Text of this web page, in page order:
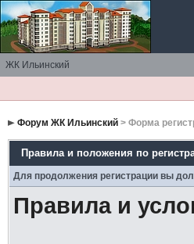
ЖК Ильинский
Форум ЖК Ильинский> Форма
Правила и положения по
Для продолжения регистрации вы
Правила и